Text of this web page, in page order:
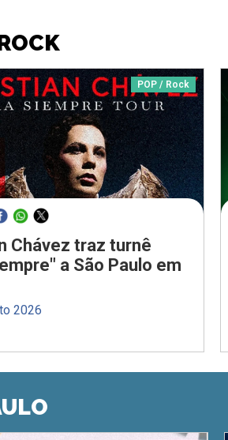
POP / Rock
Chávez traz turnê
a São Paulo em
2026